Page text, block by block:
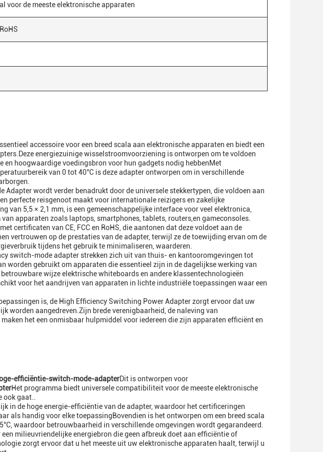
voor de meeste elektronische apparaten
accessoire voor een breed scala aan elektronische apparaten en biedt een
energiezuinige wisselstroomvoorziening is ontworpen om te voldoen
en hoogwaardige voedingsbron voor hun gadgets nodig hebbenMet
van 0 tot 40°C is deze adapter ontworpen om in verschillende
Adapter wordt verder benadrukt door de universele stekkertypen, die voldoen aan
perfecte reisgenoot maakt voor internationale reizigers en zakelijke
van 5,5 × 2,1 mm, is een gemeenschappelijke interface voor veel elektronica,
apparaten zoals laptops, smartphones, tablets, routers,en gameconsoles.
certificaten van CE, FCC en RoHS, die aantonen dat deze voldoet aan de
vertrouwen op de prestaties van de adapter, terwijl ze de toewijding ervan om de
tijdens het gebruik te minimaliseren, waarderen.
switch-mode adapter strekken zich uit van thuis- en kantooromgevingen tot
worden gebruikt om apparaten die essentieel zijn in de dagelijkse werking van
wijze elektrische whiteboards en andere klassentechnologieën
voor het aandrijven van apparaten in lichte industriële toepassingen waar een
is, de High Efficiency Switching Power Adapter zorgt ervoor dat uw
worden aangedreven.Zijn brede verenigbaarheid, de naleving van
het een onmisbaar hulpmiddel voor iedereen die zijn apparaten efficiënt en
efficiëntie-switch-mode-adapterDit is ontworpen voor
Het programma biedt universele compatibiliteit voor de meeste elektronische
gaat..
in de hoge energie-efficiëntie van de adapter, waardoor het certificeringen
als handig voor elke toepassingBovendien is het ontworpen om een breed scala
waardoor betrouwbaarheid in verschillende omgevingen wordt gegarandeerd.
een milieuvriendelijke energiebron die geen afbreuk doet aan efficiëntie of
zorgt ervoor dat u het meeste uit uw elektronische apparaten haalt, terwijl u